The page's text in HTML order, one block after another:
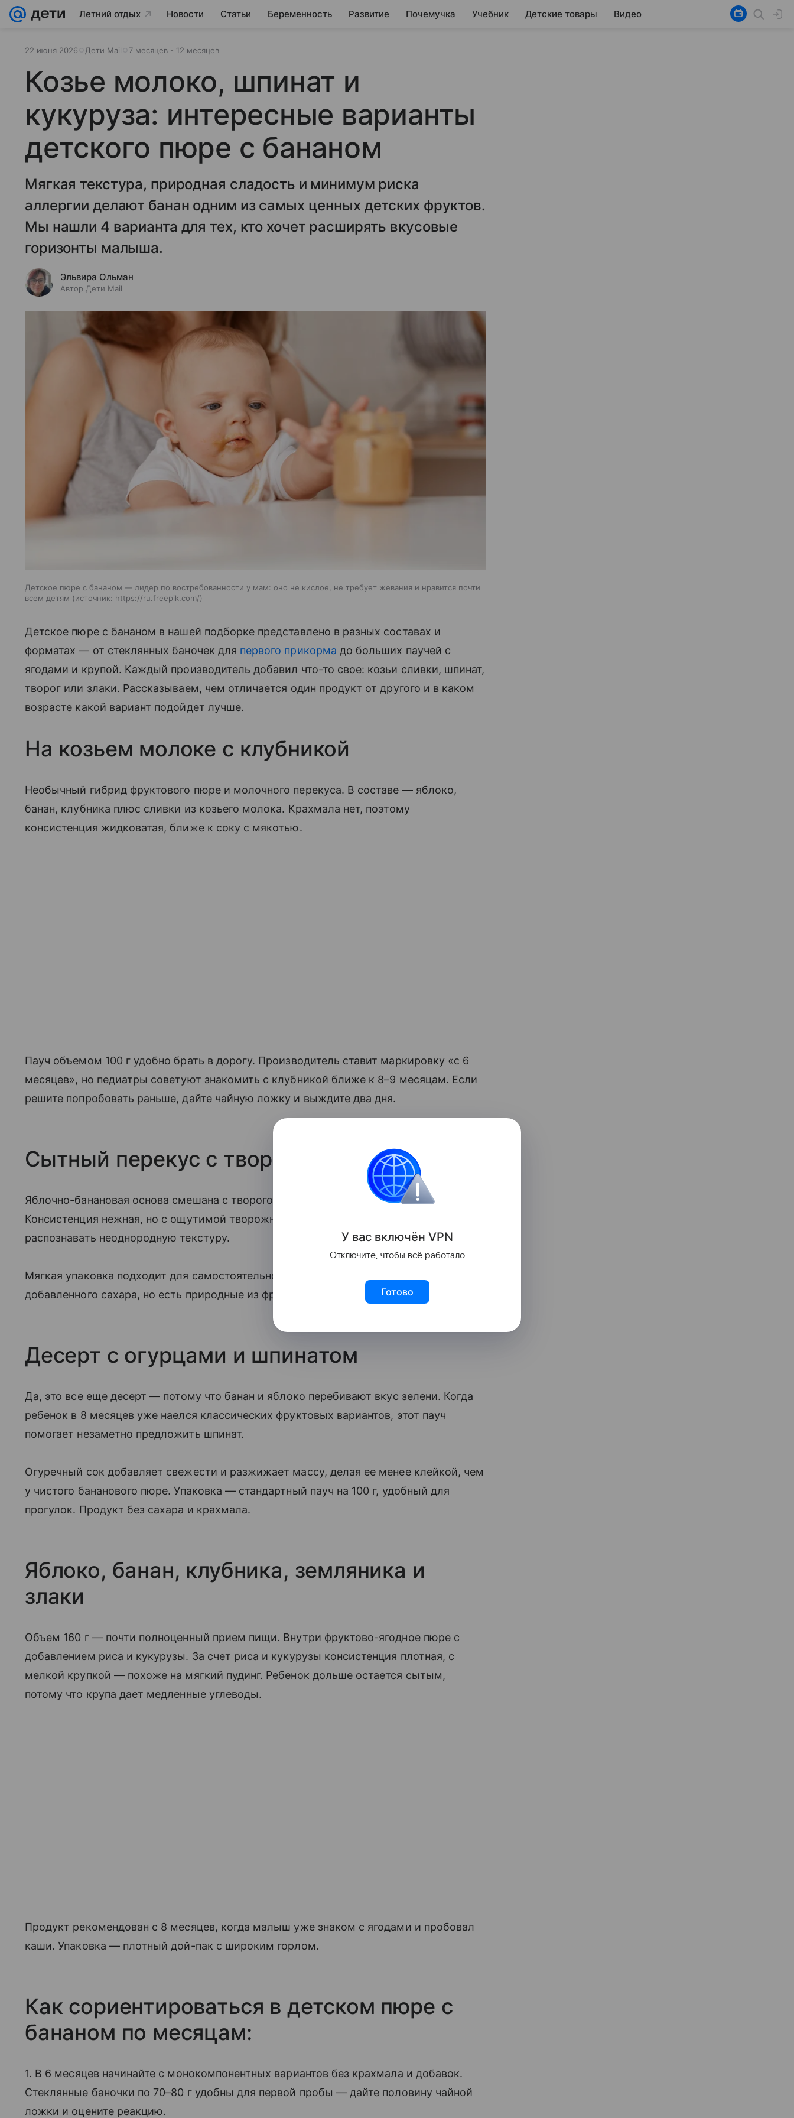
Летний отдых Новости Статьи Беременность Развитие Почемучка Учебник Детские товары Видео
22 июня 2026 Дети Mail 7 месяцев - 12 месяцев
Козье молоко, шпинат и
кукуруза: интересные варианты
детского пюре с бананом
Мягкая текстура, природная сладость и минимум риска
аллергии делают банан одним из самых ценных детских фруктов.
Мы нашли 4 варианта для тех, кто хочет расширять вкусовые
горизонты малыша.
Эльвира Ольман
Автор Дети Mail
Детское пюре с бананом — лидер по востребованности у мам: оно не кислое, не требует жевания и нравится почти
всем детям
источник: https://ru.freepik.com/
Детское пюре с бананом в нашей подборке представлено в разных составах и
форматах — от стеклянных баночек для первого прикорма до больших паучей с
ягодами и крупой. Каждый производитель добавил что-то свое: козьи сливки, шпинат,
творог или злаки. Рассказываем, чем отличается один продукт от другого и в каком
возрасте какой вариант подойдет лучше.
На козьем молоке с клубникой
Необычный гибрид фруктового пюре и молочного перекуса. В составе — яблоко,
банан, клубника плюс сливки из козьего молока. Крахмала нет, поэтому
консистенция жидковатая, ближе к соку с мякотью.
Пауч объемом 100 г удобно брать в дорогу. Производитель ставит маркировку «с 6
месяцев», но педиатры советуют знакомить с клубникой ближе к 8–9 месяцам. Если
решите попробовать раньше, дайте чайную ложку и выждите два дня.
Сытный перекус с творогом
Яблочно-банановая основа смешана с творогом, без крахмала и загустителей.
Консистенция нежная, но с ощутимой творожной крупинкой — ребенок учится
распознавать неоднородную текстуру.
Мягкая упаковка подходит для самостоятельного питания. В составе нет
добавленного сахара, но есть природные из фруктов и яблочного сока.
Десерт с огурцами и шпинатом
Да, это все еще десерт — потому что банан и яблоко перебивают вкус зелени. Когда
ребенок в 8 месяцев уже наелся классических фруктовых вариантов, этот пауч
помогает незаметно предложить шпинат.
Огуречный сок добавляет свежести и разжижает массу, делая ее менее клейкой, чем
у чистого бананового пюре. Упаковка — стандартный пауч на 100 г, удобный для
прогулок. Продукт без сахара и крахмала.
Яблоко, банан, клубника, земляника и
злаки
Объем 160 г — почти полноценный прием пищи. Внутри фруктово-ягодное пюре с
добавлением риса и кукурузы. За счет риса и кукурузы консистенция плотная, с
мелкой крупкой — похоже на мягкий пудинг. Ребенок дольше остается сытым,
потому что крупа дает медленные углеводы.
Продукт рекомендован с 8 месяцев, когда малыш уже знаком с ягодами и пробовал
каши. Упаковка — плотный дой-пак с широким горлом.
Как сориентироваться в детском пюре с
бананом по месяцам:
1. В 6 месяцев начинайте с монокомпонентных вариантов без крахмала и добавок.
Стеклянные баночки по 70–80 г удобны для первой пробы — дайте половину чайной
ложки и оцените реакцию.
У вас включён VPN
Отключите, чтобы всё работало
Готово